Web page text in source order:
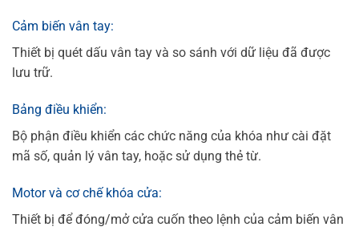
Cảm biến vân tay:
Thiết bị quét dấu vân tay và so sánh với dữ liệu đã được
lưu trữ.
Bảng điều khiển:
Bộ phận điều khiển các chức năng của khóa như cài đặt
mã số, quản lý vân tay, hoặc sử dụng thẻ từ.
Motor và cơ chế khóa cửa:
Thiết bị để đóng/mở cửa cuốn theo lệnh của cảm biến vân